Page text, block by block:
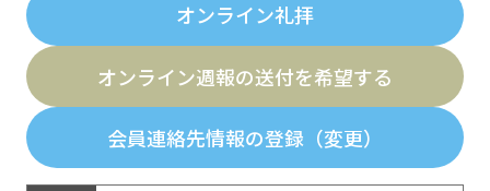
オンライン礼拝
オンライン週報の送付を希望する
会員連絡先情報の登録（変更）